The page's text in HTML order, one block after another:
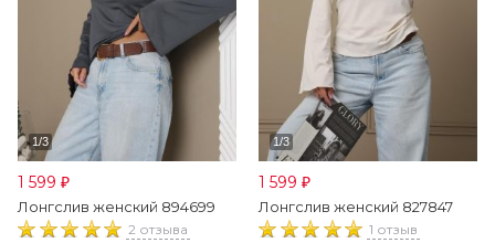
1 599 ₽
Лонгслив женский 894699
2 отзыва
1 599 ₽
Лонгслив женский 827847
1 отзыв